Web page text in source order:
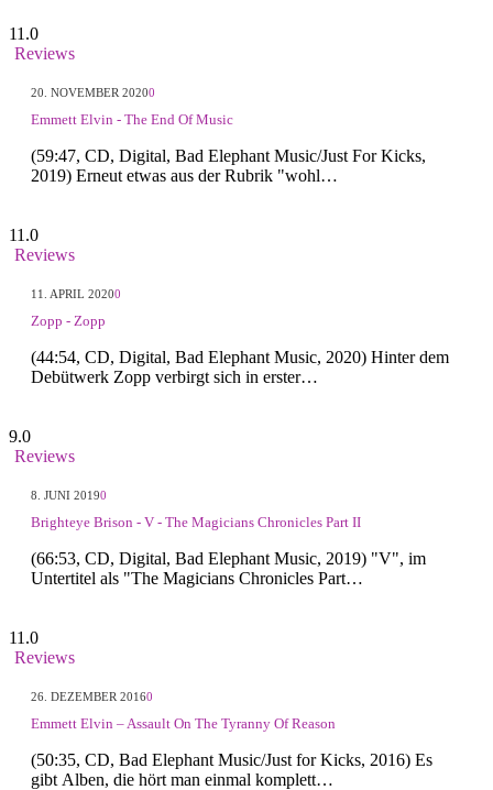
11.0
Reviews
20. NOVEMBER 20200
Emmett Elvin - The End Of Music
(59:47, CD, Digital, Bad Elephant Music/Just For Kicks,
2019) Erneut etwas aus der Rubrik "wohl…
11.0
Reviews
11. APRIL 20200
Zopp - Zopp
(44:54, CD, Digital, Bad Elephant Music, 2020) Hinter dem
Debütwerk Zopp verbirgt sich in erster…
9.0
Reviews
8. JUNI 20190
Brighteye Brison - V - The Magicians Chronicles Part II
(66:53, CD, Digital, Bad Elephant Music, 2019) "V", im
Untertitel als "The Magicians Chronicles Part…
11.0
Reviews
26. DEZEMBER 20160
Emmett Elvin – Assault On The Tyranny Of Reason
(50:35, CD, Bad Elephant Music/Just for Kicks, 2016) Es
gibt Alben, die hört man einmal komplett…